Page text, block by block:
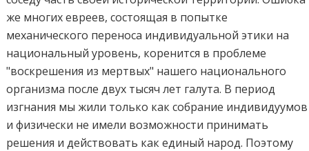
же многих евреев, состоящая в попытке
механического переноса индивидуальной этики на
национальный уровень, коренится в проблеме
"воскрешения из мертвых" нашего национального
организма после двух тысяч лет галута. В период
изгнания мы жили только как собрание индивидуумов
и физически не имели возможности принимать
решения и действовать как единый народ. Поэтому